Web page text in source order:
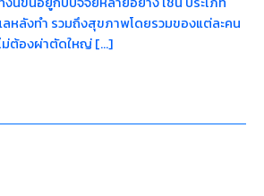
ลหลังทำ รวมถึงสุขภาพโดยรวมของแต่ละคน
ม่ต้องผ่าตัดใหญ่ […]